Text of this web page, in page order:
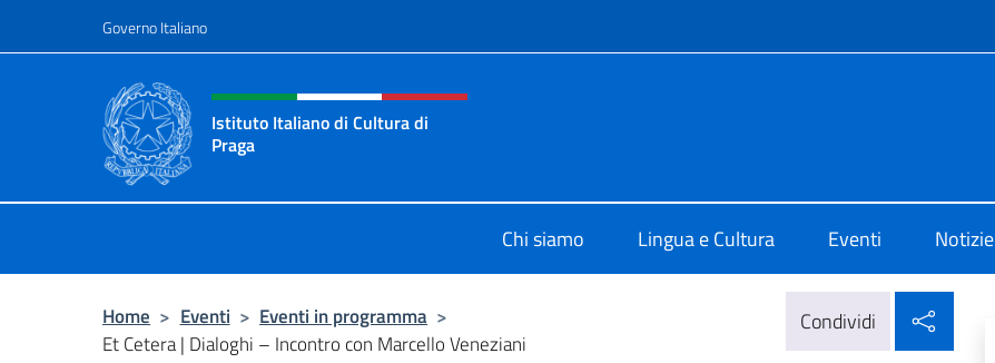
Governo Italiano
Intestazione sito, social e menù
Istituto Italiano di Cultura di
Praga
Chi siamo Lingua e Cultura Eventi Notizie
Home > Eventi > Eventi in programma >
Et Cetera | Dialoghi – Incontro con Marcello Veneziani
Condividi